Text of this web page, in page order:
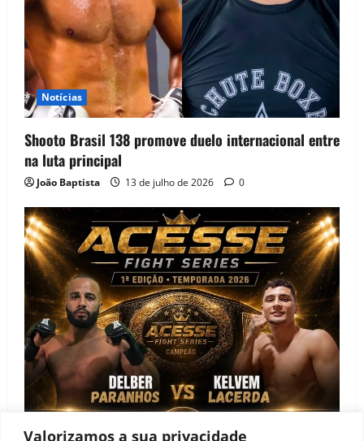
Valorizamos a sua privacidade
Notícias
Shooto Brasil 138 promove duelo internacional entre
na luta principal
João Baptista 13 de julho de 2026 0